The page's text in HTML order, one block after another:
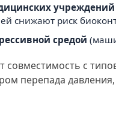
учреждений
снижают риск
средой
совместимость с
перепада